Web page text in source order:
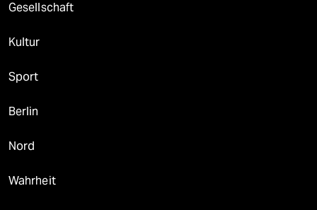
Gesellschaft
Kultur
Sport
Berlin
Nord
Wahrheit